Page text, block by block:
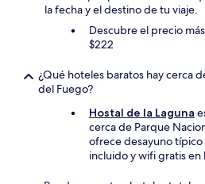
la fecha y el destino de tu viaje.
Descubre el precio
$222
¿Qué hoteles baratos hay cerca
del Fuego?
Hostal de la Laguna
cerca de Parque
ofrece desayuno típico
incluido y wifi gratis en